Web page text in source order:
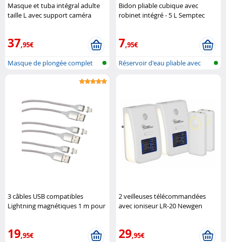
Masque et tuba intégral adulte
taille L avec support caméra
37,95€
Masque de plongée complet
Bidon pliable cubique avec
robinet intégré - 5 L Semptec
7,95€
Réservoir d'eau pliable avec
3 câbles USB compatibles
Lightning magnétiques 1 m pour
19,95€
2 veilleuses télécommandées
avec ioniseur LR-20 Newgen
29,95€